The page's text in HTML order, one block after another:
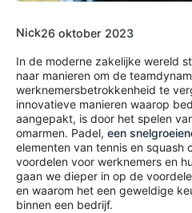
Nick26 oktober 2023
In de moderne zakelijke wereld
naar manieren om de
werknemersbetrokkenheid te
innovatieve manieren waarop
aangepakt, is door het spelen
omarmen. Padel, een
elementen van tennis en squash
voordelen voor werknemers en
gaan we dieper in op de
en waarom het een geweldige
binnen een bedrijf.